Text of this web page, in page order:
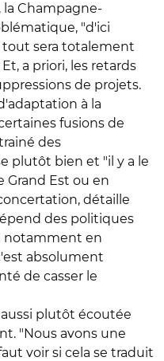
la Champagne-
"d'ici
tout sera totalement
a priori, les retards
de projets.
à la
fusions de
des
plutôt bien et "il y a le
Grand Est ou en
détaille
des politiques
notamment en
absolument
de casser le
plutôt écoutée
"Nous avons une
voir si cela se traduit